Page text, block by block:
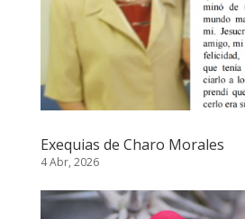
Exequias de Charo Morales
4 Abr, 2026